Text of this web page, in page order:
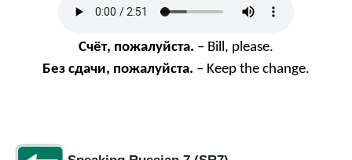
Счёт, пожалуйста. – Bill, please.
Без сдачи, пожалуйста. – Keep the change.